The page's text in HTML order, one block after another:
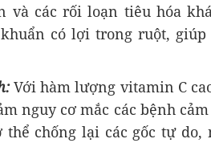
và các rối loạn tiêu hóa
có lợi trong ruột,
Với hàm lượng vitamin C
nguy cơ mắc các bệnh
thể chống lại các gốc tự